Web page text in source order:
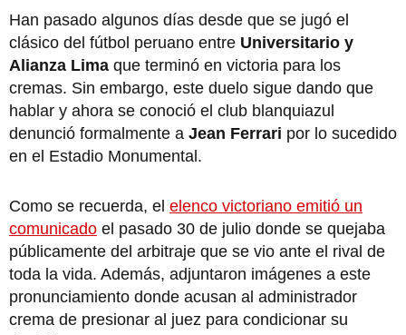
Han pasado algunos días desde que se jugó el
clásico del fútbol peruano entre Universitario y
Alianza Lima que terminó en victoria para los
cremas. Sin embargo, este duelo sigue dando que
hablar y ahora se conoció el club blanquiazul
denunció formalmente a Jean Ferrari por lo sucedido
en el Estadio Monumental.
Como se recuerda, el elenco victoriano emitió un
comunicado el pasado 30 de julio donde se quejaba
públicamente del arbitraje que se vio ante el rival de
toda la vida. Además, adjuntaron imágenes a este
pronunciamiento donde acusan al administrador
crema de presionar al juez para condicionar su